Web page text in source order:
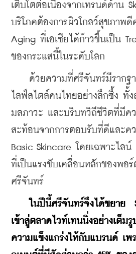
เติบโตต่อเนื่องจากเทรนด์ด้าน
บริโภคต้องการผิวโกลว์สุขภาพ
Aging ที่เอเชียได้ก้าวขึ้นเป็น
ของกระแสนี้ในระดับโลก
ด้วยความที่ศรีจันทร์มีรากฐา
ไลฟ์สไตล์คนไทยอย่างลึกซึ้ง ทั้ง
มลภาวะ และบริบทวิถีชีวิตที่มีค
สะท้อนจากการตอบรับที่ดีและค
Basic Skincare โดยเฉพาะไลน์
ที่เป็นแรงขับเคลื่อนหลักของพอ
ศรีจันทร์
ในปีนี้ศรีจันทร์จึงได้ขยาย
เข้าสู่ตลาดไวท์เทนนิ่งอย่างเต็ม
ความแข็งแกร่งให้กับแบรนด์ เพ